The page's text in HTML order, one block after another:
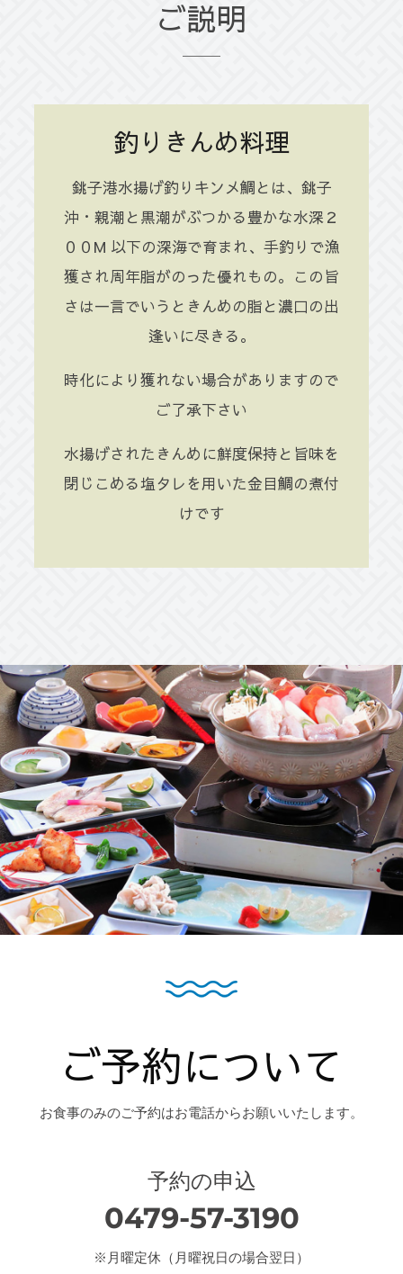
ご説明
釣りきんめ料理
銚子港水揚げ釣りキンメ鯛とは、銚子
沖・親潮と黒潮がぶつかる豊かな水深２
００M 以下の深海で育まれ、手釣りで漁
獲され周年脂がのった優れもの。この旨
さは一言でいうときんめの脂と濃口の出
逢いに尽きる。
時化により獲れない場合がありますので
ご了承下さい
水揚げされたきんめに鮮度保持と旨味を
閉じこめる塩タレを用いた金目鯛の煮付
けです
ご予約について
お食事のみのご予約はお電話からお願いいたします。
予約の申込
0479-57-3190
※月曜定休（月曜祝日の場合翌日）